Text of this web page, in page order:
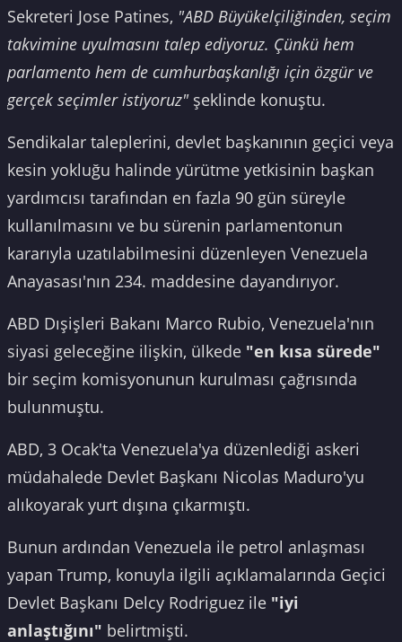
Sekreteri Jose Patines, "ABD Büyükelçiliğinden, seçim
takvimine uyulmasını talep ediyoruz. Çünkü hem
parlamento hem de cumhurbaşkanlığı için özgür ve
gerçek seçimler istiyoruz"şeklinde konuştu.
Sendikalar taleplerini, devlet başkanının geçici veya
kesin yokluğu halinde yürütme yetkisinin başkan
yardımcısı tarafından en fazla 90 gün süreyle
kullanılmasını ve bu sürenin parlamentonun
kararıyla uzatılabilmesini düzenleyen Venezuela
Anayasası'nın 234. maddesine dayandırıyor.
ABD Dışişleri Bakanı Marco Rubio, Venezuela'nın
siyasi geleceğine ilişkin, ülkede "en kısa sürede"
bir seçim komisyonunun kurulması çağrısında
bulunmuştu.
ABD, 3 Ocak'ta Venezuela'ya düzenlediği askeri
müdahalede Devlet Başkanı Nicolas Maduro'yu
alıkoyarak yurt dışına çıkarmıştı.
Bunun ardından Venezuela ile petrol anlaşması
yapan Trump, konuyla ilgili açıklamalarında Geçici
Devlet Başkanı Delcy Rodriguez ile "iyi
anlaştığını" belirtmişti.